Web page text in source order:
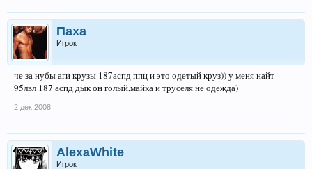
Паха
Игрок
че за нубы аги крузы 187аспд ппц и это одетый круз)) у меня найт
95лвл 187 аспд дык он голый,майка и труселя не одежда)
2 дек 2008
AlexaWhite
Игрок